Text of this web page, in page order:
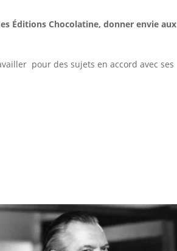
Éditions Chocolatine, donner envie aux
pour des sujets en accord avec ses